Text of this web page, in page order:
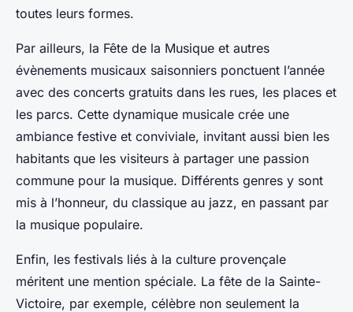
toutes leurs formes.
Par ailleurs, la Fête de la Musique et autres
évènements musicaux saisonniers ponctuent l’année
avec des concerts gratuits dans les rues, les places et
les parcs. Cette dynamique musicale crée une
ambiance festive et conviviale, invitant aussi bien les
habitants que les visiteurs à partager une passion
commune pour la musique. Différents genres y sont
mis à l’honneur, du classique au jazz, en passant par
la musique populaire.
Enfin, les festivals liés à la culture provençale
méritent une mention spéciale. La fête de la Sainte-
Victoire, par exemple, célèbre non seulement la